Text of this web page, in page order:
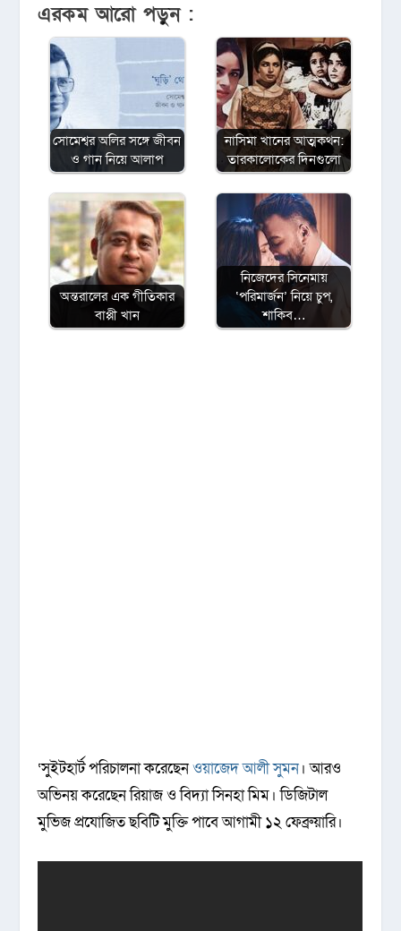
এরকম আরো পড়ুন :
সোমেশ্বর অলির সঙ্গে জীবন
ও গান নিয়ে আলাপ
নাসিমা খানের আত্মকথন:
তারকালোকের দিনগুলো
অন্তরালের এক গীতিকার
বাপ্পী খান
নিজেদের সিনেমায়
‘পরিমার্জন’ নিয়ে চুপ,
শাকিব…
‘সুইটহার্ট পরিচালনা করেছেনওয়াজেদ আলী সুমন। আরও
অভিনয় করেছেন রিয়াজ ও বিদ্যা সিনহা মিম। ডিজিটাল
মুভিজ প্রযোজিত ছবিটি মুক্তি পাবে আগামী ১২ ফেব্রুয়ারি।